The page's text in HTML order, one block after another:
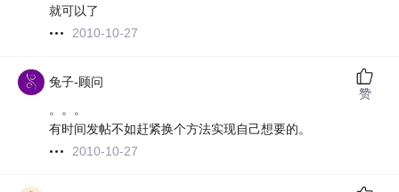
就可以了
2010-10-27
兔子-顾问
。。。
有时间发帖不如赶紧换个方法实现自己想要的。
2010-10-27
赞